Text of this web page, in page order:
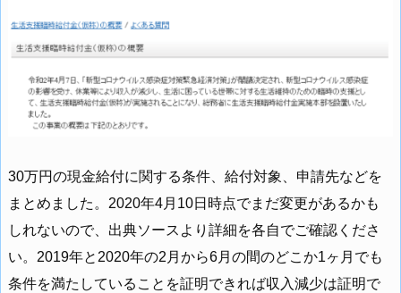
30万円の現金給付に関する条件、給付対象、申請先などを
まとめました。2020年4月10日時点でまだ変更があるかも
しれないので、出典ソースより詳細を各自でご確認くださ
い。2019年と2020年の2月から6月の間のどこか1ヶ月でも
条件を満たしていることを証明できれば収入減少は証明で